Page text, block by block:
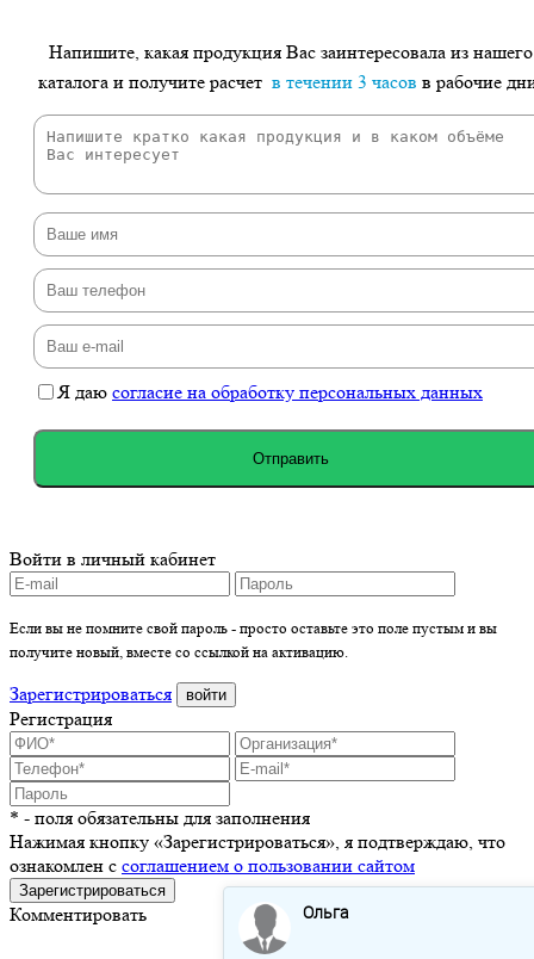
Напишите, какая продукция Вас заинтересовала из нашего
каталога и получите расчет в течении 3 часов в рабочие
Я даю согласие на обработку персональных данных
Отправить
Войти в личный кабинет
Если вы не помните свой пароль - просто оставьте это поле пустым и вы
получите новый, вместе со ссылкой на активацию.
Зарегистрироваться войти
Регистрация
* - поля обязательны для заполнения
Нажимая кнопку «Зарегистрироваться», я подтверждаю, что
ознакомлен с соглашением о пользовании сайтом
Зарегистрироваться
Комментировать Ольга